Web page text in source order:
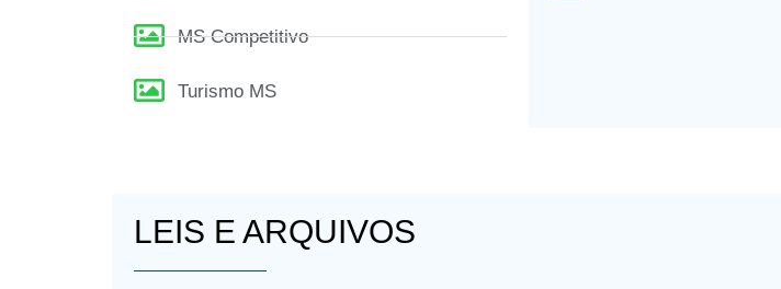
MS Competitivo
Turismo MS
LEIS E ARQUIVOS